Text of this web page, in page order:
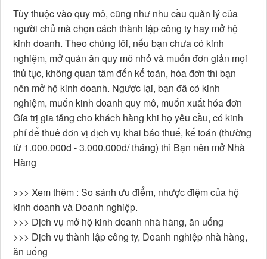
Tùy thuộc vào quy mô, cũng như nhu cầu quản lý của
người chủ mà chọn cách thành lập công ty hay mở hộ
kinh doanh. Theo chúng tôi, nếu bạn chưa có kinh
nghiệm, mở quán ăn quy mô nhỏ và muốn đơn giản mọi
thủ tục, không quan tâm đến kế toán, hóa đơn thì bạn
nên mở hộ kinh doanh. Ngược lại, bạn đã có kinh
nghiệm, muốn kinh doanh quy mô, muốn xuất hóa đơn
Gía trị gia tăng cho khách hàng khi họ yêu cầu, có kinh
phí để thuê đơn vị dịch vụ khai báo thuế, kế toán (thường
từ 1.000.000đ - 3.000.000đ/ tháng) thì Bạn nên mở Nhà
Hàng
>>> Xem thêm : So sánh ưu điểm, nhược điệm của hộ
kinh doanh và Doanh nghiệp.
>>> Dịch vụ mở hộ kinh doanh nhà hàng, ăn uống
>>> Dịch vụ thành lập công ty, Doanh nghiệp nhà hàng,
ăn uống